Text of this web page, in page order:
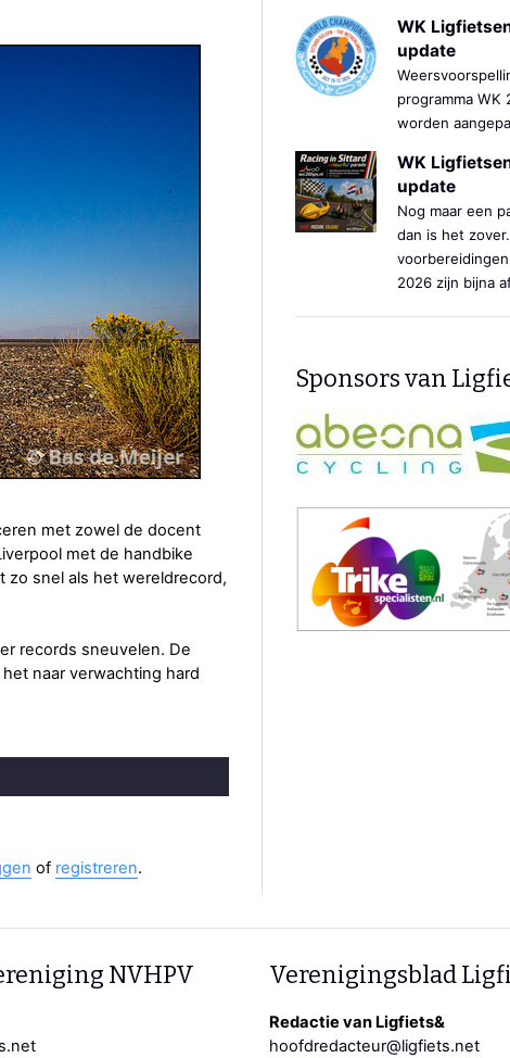
met zowel de docent
met de handbike
zo snel als het wereldrecord,
records sneuvelen. De
naar verwachting hard
of registreren.
WK
update
programma
worden
WK
update
Nog maar een
dan is het
2026 zijn bijna
Sponsors van
NVHPV Verenigingsblad
Redactie van Ligfiets&
hoofdredacteur@ligfiets.net